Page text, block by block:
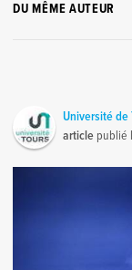
DU MÊME AUTEUR
Université de
article